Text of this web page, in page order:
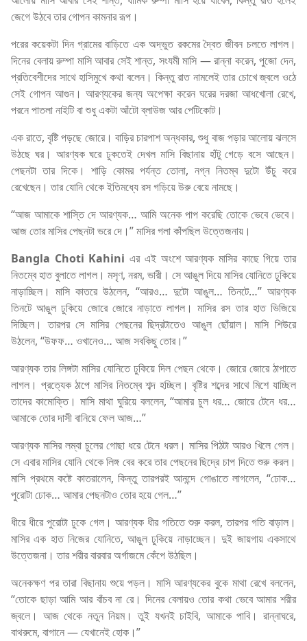
জেগে উঠবে তার গোপন কামনার রূপ।
পরের কয়েকটা দিন গ্রামের বাড়িতে এক অদ্ভুত রকমের দ্বৈত জীবন চলতে লাগল।
দিনের বেলায় রুম্পা মাসি আবার সেই শান্ত, সংযমী মাসি — রান্না করেন, পুজো দেন,
প্রতিবেশীদের সাথে হাসিমুখে কথা বলেন। কিন্তু রাত নামলেই তার চোখে জ্বলে ওঠে
সেই গোপন আগুন। আরণ্যকের জন্য অপেক্ষা করেন ঘরের দরজা আধখোলা রেখে,
পরনে পাতলা নাইটি বা শুধু একটা আঁটো ব্লাউজ আর পেটিকোট।
এক রাতে, বৃষ্টি পড়ছে জোরে। বাড়ির চারপাশ অন্ধকার, শুধু বাজ পড়ার আলোয় ঝলসে
উঠছে ঘর। আরণ্যক ঘরে ঢুকতেই দেখল মাসি বিছানায় হাঁটু গেড়ে বসে আছেন।
পেছনটা তার দিকে। শাড়ি কোমর পর্যন্ত তোলা, নগ্ন নিতম্ব দুটো উঁচু করে
রেখেছেন। তার যোনি থেকে ইতিমধ্যে রস গড়িয়ে উরু বেয়ে নামছে।
“আজ আমাকে শাস্তি দে আরণ্যক… আমি অনেক পাপ করেছি তোকে ভেবে ভেবে।
আজ তোর মাসির পেছনটা ভরে দে।” মাসির গলা কাঁপছিল উত্তেজনায়।
Bangla Choti Kahini এর এই অংশে আরণ্যক মাসির কাছে গিয়ে তার
নিতম্বে হাত বুলাতে লাগল। মসৃণ, নরম, ভারী। সে আঙুল দিয়ে মাসির যোনিতে ঢুকিয়ে
নাড়াচ্ছিল। মাসি কাতরে উঠলেন, “আরও… দুটো আঙুল… তিনটে…” আরণ্যক
তিনটে আঙুল ঢুকিয়ে জোরে জোরে নাড়াতে লাগল। মাসির রস তার হাত ভিজিয়ে
দিচ্ছিল। তারপর সে মাসির পেছনের ছিদ্রটাতেও আঙুল ছোঁয়াল। মাসি শিউরে
উঠলেন, “উফফ… ওখানেও… আজ সবকিছু তোর।”
আরণ্যক তার লিঙ্গটা মাসির যোনিতে ঢুকিয়ে দিল পেছন থেকে। জোরে জোরে ঠাপাতে
লাগল। প্রত্যেক ঠাপে মাসির নিতম্বে শব্দ হচ্ছিল। বৃষ্টির শব্দের সাথে মিশে যাচ্ছিল
তাদের কামোক্তি। মাসি মাথা ঘুরিয়ে বললেন, “আমার চুল ধর… জোরে টেনে ধর…
আমাকে তোর দাসী বানিয়ে ফেল আজ…”
আরণ্যক মাসির লম্বা চুলের গোছা ধরে টেনে ধরল। মাসির পিঠটা আরও খিলে গেল।
সে এবার মাসির যোনি থেকে লিঙ্গ বের করে তার পেছনের ছিদ্রে চাপ দিতে শুরু করল।
মাসি প্রথমে কষ্টে কাতরালেন, কিন্তু তারপরই আনন্দে গোঙাতে লাগলেন, “ঢোক…
পুরোটা ঢোক… আমার পেছনটাও তোর হয়ে গেল…”
ধীরে ধীরে পুরোটা ঢুকে গেল। আরণ্যক ধীর গতিতে শুরু করল, তারপর গতি বাড়াল।
মাসির এক হাত নিজের যোনিতে, আঙুল ঢুকিয়ে নাড়াচ্ছেন। দুই জায়গায় একসাথে
উত্তেজনা। তার শরীর বারবার অর্গাজমে কেঁপে উঠছিল।
অনেকক্ষণ পর তারা বিছানায় শুয়ে পড়ল। মাসি আরণ্যকের বুকে মাথা রেখে বললেন,
“তোকে ছাড়া আমি আর বাঁচব না রে। দিনের বেলায়ও তোর কথা ভেবে আমার শরীর
জ্বলে। আজ থেকে নতুন নিয়ম। তুই যখনই চাইবি, আমাকে পাবি। রান্নাঘরে,
বাথরুমে, বাগানে — যেখানেই হোক।”